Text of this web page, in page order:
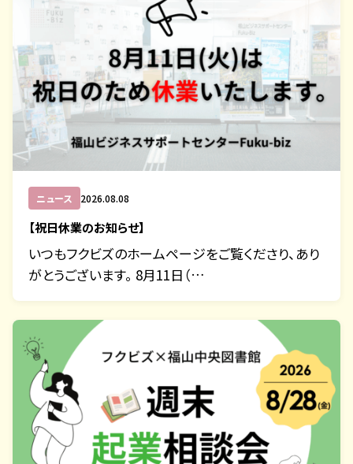
ニュース 2026.08.08
【祝日休業のお知らせ】
いつもフクビズのホームページをご覧くださり、あり
がとうございます。 8月11日（…